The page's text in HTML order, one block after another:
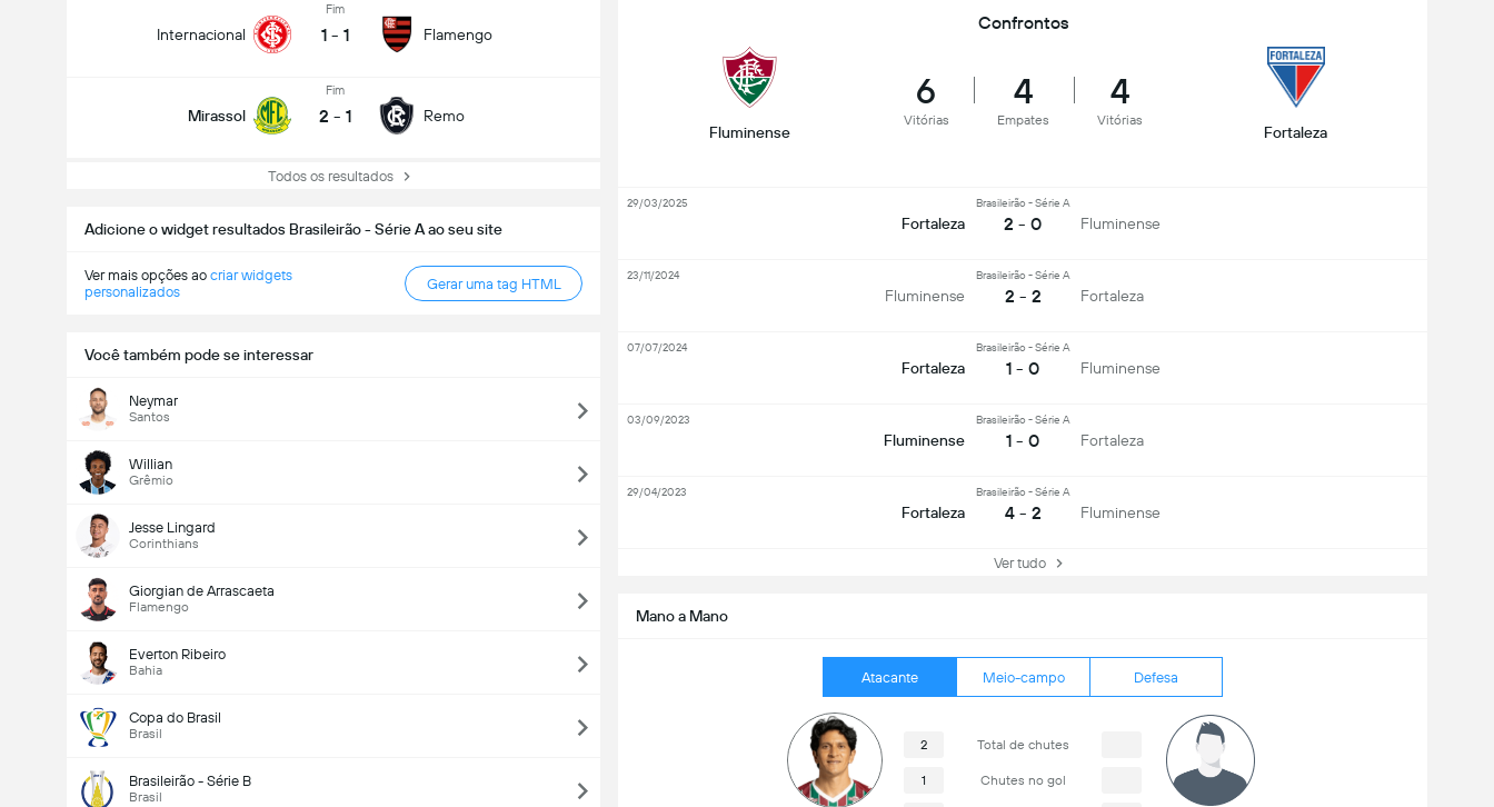
Internacional
Fim
1 - 1 Flamengo
Mirassol
Fim
2 - 1 Remo
Todos os resultados
Adicione o widget resultados Brasileirão - Série A ao seu site
Ver mais opções ao criar widgets
personalizados
Gerar uma tag HTML
Você também pode se interessar
Neymar
Santos
Willian
Grêmio
Jesse Lingard
Corinthians
Giorgian de Arrascaeta
Flamengo
Everton Ribeiro
Bahia
Copa do Brasil
Brasil
Brasileirão - Série B
Brasil
Mano a Mano
Atacante Meio-campo Defesa
2 Total de chutes
1 Chutes no gol
Confrontos
Fluminense
6
Vitórias
4
Empates
4
Vitórias
Fortaleza
Fortaleza
Brasileirão - Série A
2 - 0 Fluminense
29/03/2025
Fluminense
Brasileirão - Série A
2 - 2 Fortaleza
23/11/2024
Fortaleza
Brasileirão - Série A
1 - 0 Fluminense
07/07/2024
Fluminense
Brasileirão - Série A
1 - 0 Fortaleza
03/09/2023
Fortaleza
Brasileirão - Série A
4 - 2 Fluminense
29/04/2023
Ver tudo